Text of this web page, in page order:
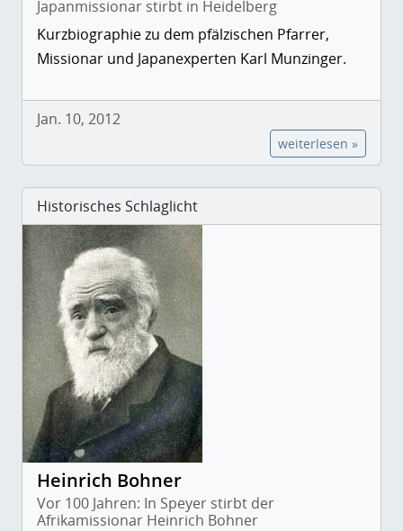
Japanmissionar stirbt in Heidelberg
Kurzbiographie zu dem pfälzischen Pfarrer,
Missionar und Japanexperten Karl Munzinger.
Jan. 10, 2012
weiterlesen »
Historisches Schlaglicht
Heinrich Bohner
Vor 100 Jahren: In Speyer stirbt der
Afrikamissionar Heinrich Bohner